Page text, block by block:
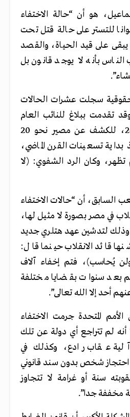
هو أن “حالة الاختفاء
للتستر على حالة قتل تحت
على قيد الحياة، والقصد
بأنه لا يوجد قانون بل
سجلت عشرات الحالات
تقدمت ببلاغ للنائب العام
بعد ثورة 25 يناير 2011، للكشف عن مصير نحو 20
تسعينات القرن الماضي،
2011، ولم تظهر، وكان الرد الشفوي: (لا
أن “حالات الاختفاء
في مصر بصورة لا مثيل لها،
لتدشين عهد هتلري جديد
قائد الانقلاب حينما قال:
يُحاسب)، فتم إخفاء آلاف
بعد سنوات بقضايا مختلفة
أحد إلا الله تعالى”.
المتحدة جرمت الاختفاء
عام 2010، إلا أنه لم تتراجع أي دولة عن تلك
عقاب رادع، وكذلك في
احتجاز شخص بدون سند قانوني
280) عقوبته سنة أو غرامة لا تتجاوز